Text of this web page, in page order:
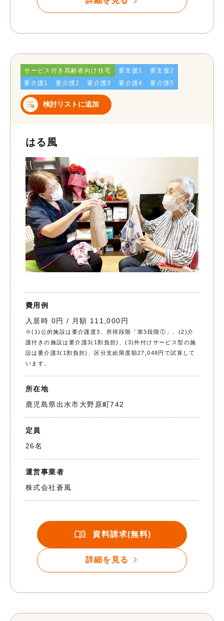
サービス付き高齢者向け住宅 要支援1
要支援2
要介護1
要介護2 要介護3 要介護4 要介護5
検討リストに追加
はる風
費用例
入居時 0円 / 月額 111,000円
※(1)公的施設は要介護度3、所得段階「第3段階①」、(2)介
護付きの施設は要介護3(1割負担)、(3)外付けサービス型の施
設は要介護3(1割負担)、区分支給限度額27,048円で試算して
います。
所在地
鹿児島県出水市大野原町742
定員
26名
運営事業者
株式会社蒼風
資料請求(無料)
詳細を見る